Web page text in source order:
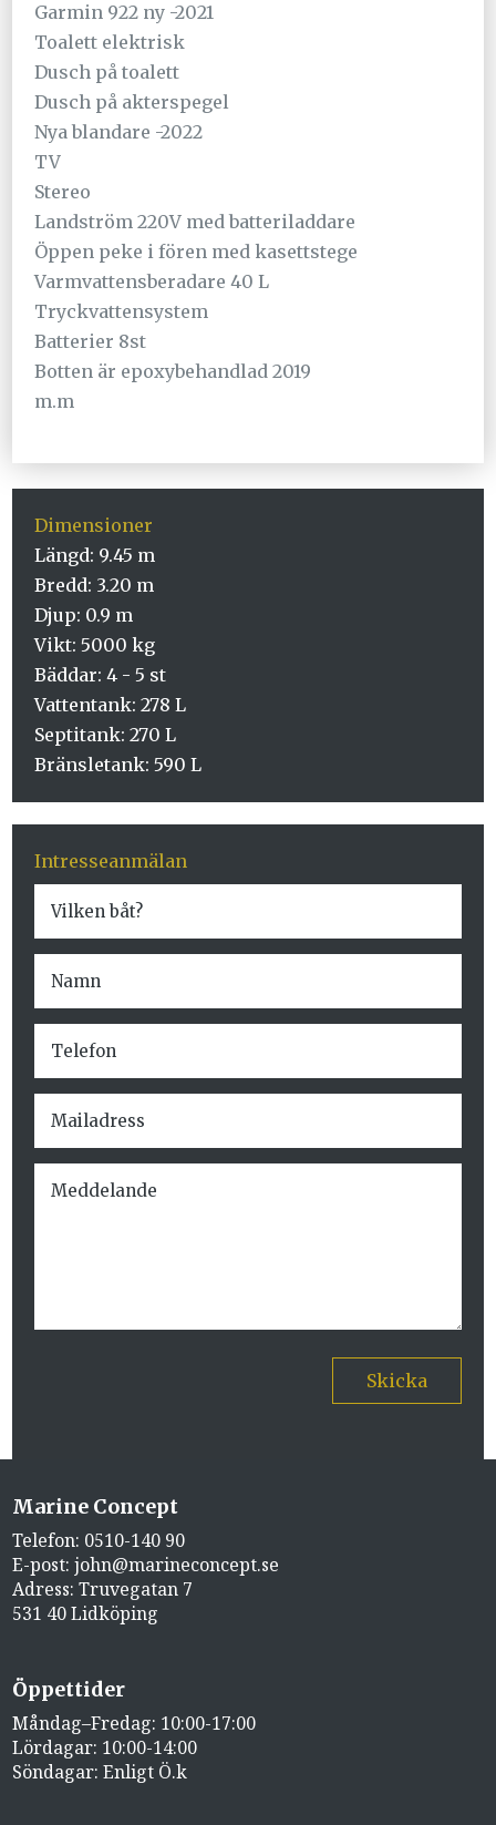
Garmin 922 ny -2021
Toalett elektrisk
Dusch på toalett
Dusch på akterspegel
Nya blandare -2022
TV
Stereo
Landström 220V med batteriladdare
Öppen peke i fören med kasettstege
Varmvattensberadare 40 L
Tryckvattensystem
Batterier 8st
Botten är epoxybehandlad 2019
m.m
Dimensioner
Längd: 9.45 m
Bredd: 3.20 m
Djup: 0.9 m
Vikt: 5000 kg
Bäddar: 4 - 5 st
Vattentank: 278 L
Septitank: 270 L
Bränsletank: 590 L
Intresseanmälan
Skicka
Marine Concept
Telefon: 0510-140 90
E-post:john@marineconcept.se
Adress: Truvegatan 7
531 40 Lidköping
Öppettider
Måndag–Fredag: 10:00-17:00
Lördagar: 10:00-14:00
Söndagar: Enligt Ö.k